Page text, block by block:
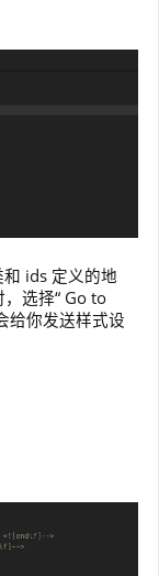
ids 定义的地
选择“ Go to
给你发送样式设